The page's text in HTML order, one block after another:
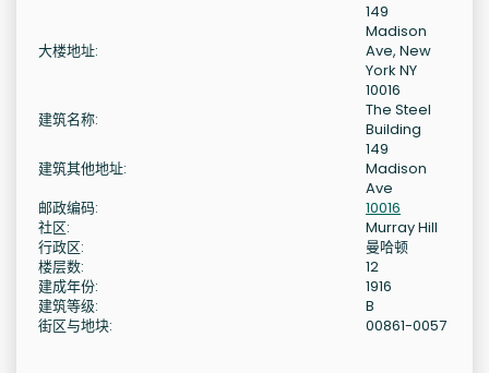
大楼地址:
149
Madison
Ave, New
York NY
10016
建筑名称:
The Steel
Building
建筑其他地址:
149
Madison
Ave
邮政编码:
10016
社区:
Murray Hill
行政区:
曼哈顿
楼层数:
12
建成年份:
1916
建筑等级:
B
街区与地块:
00861-0057